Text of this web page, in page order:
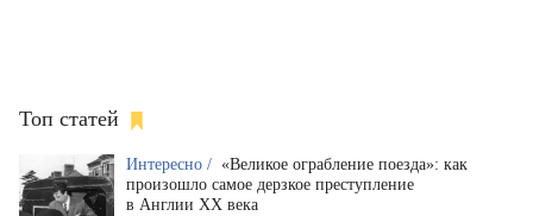
Топ статей
Интересно / «Великое ограбление поезда»: как
произошло самое дерзкое преступление
в Англии XX века